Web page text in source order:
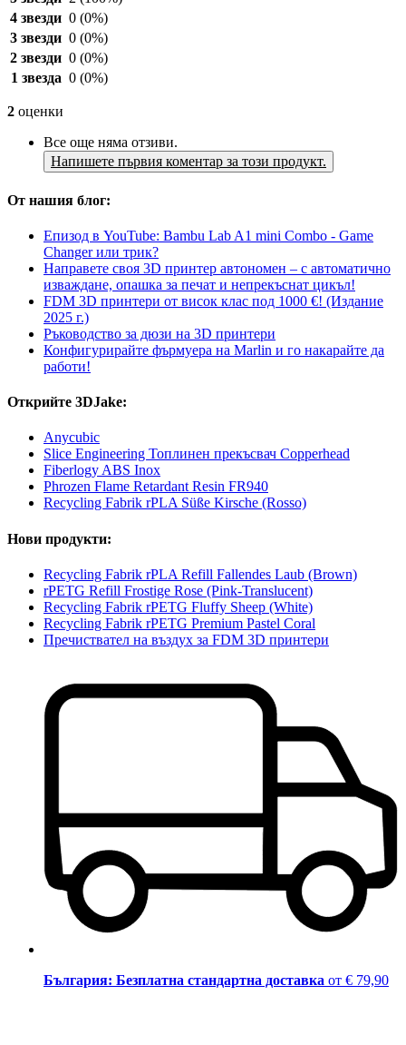
4 звезди 0 (0%)
3 звезди 0 (0%)
2 звезди 0 (0%)
1 звезда 0 (0%)
2 оценки
Все още няма отзиви.
Напишете първия коментар за този продукт.
От нашия блог:
Епизод в YouTube: Bambu Lab A1 mini Combo - Game
Changer или трик?
Направете своя 3D принтер автономен – с автоматично
изваждане, опашка за печат и непрекъснат цикъл!
FDM 3D принтери от висок клас под 1000 €! (Издание
2025 г.)
Ръководство за дюзи на 3D принтери
Конфигурирайте фърмуера на Marlin и го накарайте да
работи!
Открийте 3DJake:
Anycubic
Slice Engineering Топлинен прекъсвач Copperhead
Fiberlogy ABS Inox
Phrozen Flame Retardant Resin FR940
Recycling Fabrik rPLA Süße Kirsche (Rosso)
Нови продукти:
Recycling Fabrik rPLA Refill Fallendes Laub (Brown)
rPETG Refill Frostige Rose (Pink-Translucent)
Recycling Fabrik rPETG Fluffy Sheep (White)
Recycling Fabrik rPETG Premium Pastel Coral
Пречиствател на въздух за FDM 3D принтери
България: Безплатна стандартна доставка от € 79,90